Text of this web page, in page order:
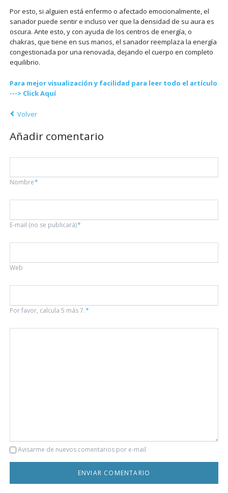
Por esto, si alguien está enfermo o afectado emocionalmente, el
sanador puede sentir e incluso ver que la densidad de su aura es
oscura. Ante esto, y con ayuda de los centros de energía, o
chakras, que tiene en sus manos, el sanador reemplaza la energía
congestionada por una renovada, dejando el cuerpo en completo
equilibrio.
Para mejor visualización y facilidad para leer todo el artículo
---> Click Aquí
Volver
Añadir comentario
Campo
Nombre*
Campo
E-mail (no se publicará)*
Web
Por favor, calcula 5 más 7.*
Comentario
Avisarme de nuevos comentarios por e-mail